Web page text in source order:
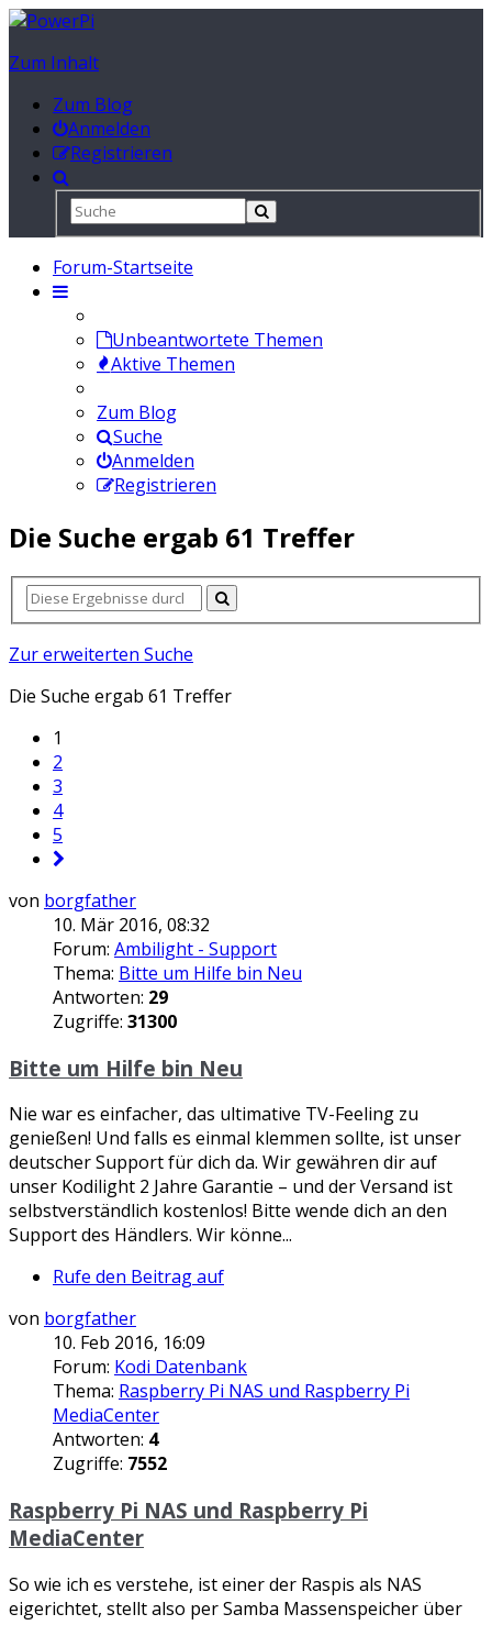
Zum Inhalt
Zum Blog
Anmelden
Registrieren
Forum-Startseite
Unbeantwortete Themen
Aktive Themen
Zum Blog
Suche
Anmelden
Registrieren
Die Suche ergab 61 Treffer
Zur erweiterten Suche
Die Suche ergab 61 Treffer
1
2
3
4
5
von borgfather
10. Mär 2016, 08:32
Forum: Ambilight - Support
Thema: Bitte um Hilfe bin Neu
Antworten: 29
Zugriffe: 31300
Bitte um Hilfe bin Neu
Nie war es einfacher, das ultimative TV-Feeling zu
genießen! Und falls es einmal klemmen sollte, ist unser
deutscher Support für dich da. Wir gewähren dir auf
unser Kodilight 2 Jahre Garantie – und der Versand ist
selbstverständlich kostenlos! Bitte wende dich an den
Support des Händlers. Wir könne...
Rufe den Beitrag auf
von borgfather
10. Feb 2016, 16:09
Forum: Kodi Datenbank
Thema: Raspberry Pi NAS und Raspberry Pi
MediaCenter
Antworten: 4
Zugriffe: 7552
Raspberry Pi NAS und Raspberry Pi
MediaCenter
So wie ich es verstehe, ist einer der Raspis als NAS
eigerichtet, stellt also per Samba Massenspeicher über